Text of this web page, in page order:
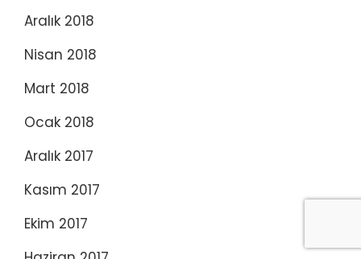
Aralık 2018
Nisan 2018
Mart 2018
Ocak 2018
Aralık 2017
Kasım 2017
Ekim 2017